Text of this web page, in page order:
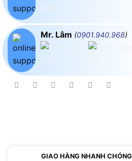
Mr. Lâm (0901.940.968)
GIAO HÀNG NHANH CHÓNG